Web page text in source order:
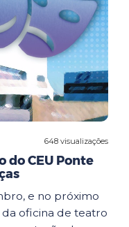
648 visualizações
CEU Ponte
e no próximo
da oficina de teatro